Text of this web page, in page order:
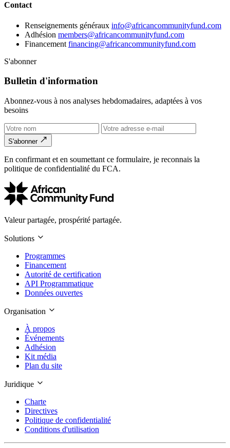
Contact
Renseignements généraux info@africancommunityfund.com
Adhésion members@africancommunityfund.com
Financement financing@africancommunityfund.com
S'abonner
Bulletin d'information
Abonnez-vous à nos analyses hebdomadaires, adaptées à vos
besoins
S'abonner
En confirmant et en soumettant ce formulaire, je reconnais la
politique de confidentialité du FCA.
Valeur partagée, prospérité partagée.
Solutions
Programmes
Financement
Autorité de certification
API Programmatique
Données ouvertes
Organisation
À propos
Événements
Adhésion
Kit média
Plan du site
Juridique
Charte
Directives
Politique de confidentialité
Conditions d'utilisation